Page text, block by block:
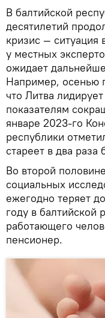
В балтийской
десятилетий
кризис — ситуация
у местных
ожидает
Например, осенью
что Литва
показателям
январе 2023-го
республики
стареет в два
Во второй
социальных
ежегодно теряет
году в балтийской
работающего
пенсионер.